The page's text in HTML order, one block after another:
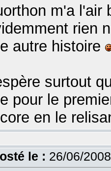
m'a l'air
rien
autre histoire
surtout
pour le
en le
le : 26/06/